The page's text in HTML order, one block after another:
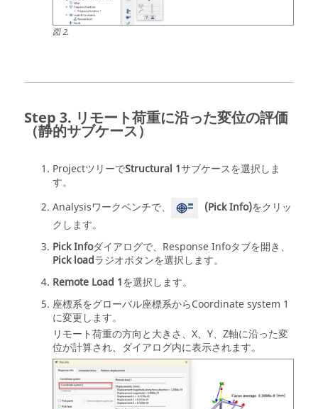
図2.
リモート荷重に沿った変位の評価
（静的サブケース）
ProjectツリーでStructural 1サブケースを選択しま
す。
Analysisワークベンチで、 (Pick Info)をクリッ
クします。
Pick Infoダイアログで、Response Infoタブを開き、
Pick loadラジオボタンを選択します。
Remote Load 1を選択します。
座標系をグローバル座標系からCoordinate system 1
に変更します。
リモート荷重の方向と大きさ、X、Y、Z軸に沿った変
位が計算され、ダイアログ内に表示されます。